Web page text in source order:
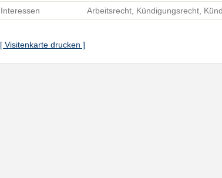
Interessen
Arbeitsrecht, Kündigungsrecht,
[ Visitenkarte drucken ]